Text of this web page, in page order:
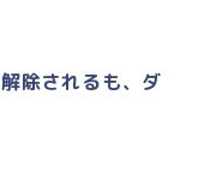
除されるも、ダ